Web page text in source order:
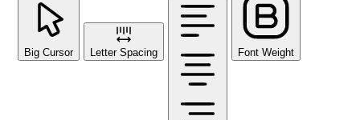
Big Cursor Letter Spacing Font Weight